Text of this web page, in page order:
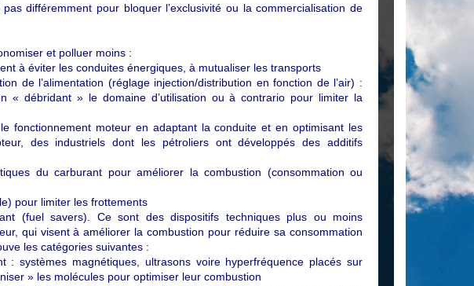
différemment pour bloquer l’exclusivité ou la commercialisation de
et polluer moins :
à éviter les conduites énergiques, à mutualiser les transports
de l’alimentation (réglage injection/distribution en fonction de l’air) :
« débridant » le domaine d’utilisation ou à contrario pour limiter la
fonctionnement moteur en adaptant la conduite et en optimisant les
des industriels dont les pétroliers ont développés des additifs
du carburant pour améliorer la combustion (consommation ou
pour limiter les frottements
(fuel savers). Ce sont des dispositifs techniques plus ou moins
qui visent à améliorer la combustion pour réduire sa consommation
les catégories suivantes :
systèmes magnétiques, ultrasons voire hyperfréquence placés sur
» les molécules pour optimiser leur combustion